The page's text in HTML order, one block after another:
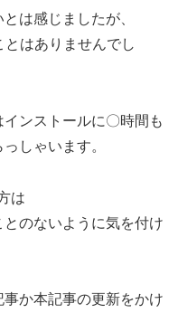
は感じましたが、
はありませんでし
ンストールに〇時間も
しゃいます。
は
のないように気を付け
か本記事の更新をかけ